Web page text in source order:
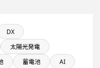
企業一覧
DX
太陽光発電
蓄電池
AI